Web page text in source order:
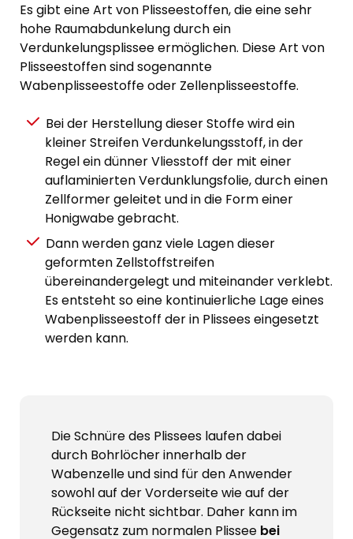
Es gibt eine Art von Plisseestoffen, die eine sehr
hohe Raumabdunkelung durch ein
Verdunkelungsplissee ermöglichen. Diese Art von
Plisseestoffen sind sogenannte
Wabenplisseestoffe oder Zellenplisseestoffe.
Bei der Herstellung dieser Stoffe wird ein
kleiner Streifen Verdunkelungsstoff, in der
Regel ein dünner Vliesstoff der mit einer
auflaminierten Verdunklungsfolie, durch einen
Zellformer geleitet und in die Form einer
Honigwabe gebracht.
Dann werden ganz viele Lagen dieser
geformten Zellstoffstreifen
übereinandergelegt und miteinander verklebt.
Es entsteht so eine kontinuierliche Lage eines
Wabenplisseestoff der in Plissees eingesetzt
werden kann.
Die Schnüre des Plissees laufen dabei
durch Bohrlöcher innerhalb der
Wabenzelle und sind für den Anwender
sowohl auf der Vorderseite wie auf der
Rückseite nicht sichtbar. Daher kann im
Gegensatz zum normalen Plissee bei